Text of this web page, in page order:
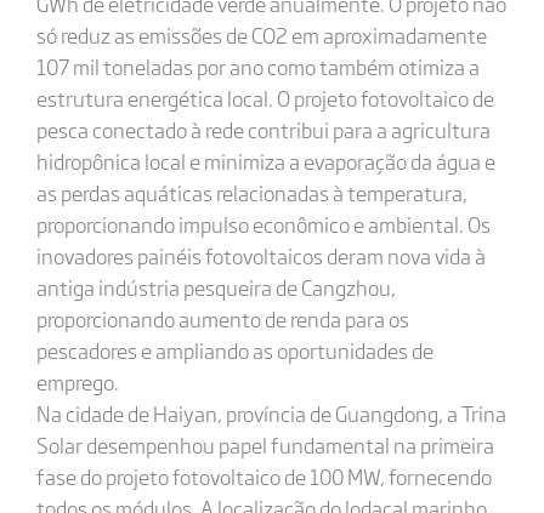
só reduz as emissões de CO2 em aproximadamente
107 mil toneladas por ano como também otimiza a
estrutura energética local. O projeto fotovoltaico de
pesca conectado à rede contribui para a agricultura
hidropônica local e minimiza a evaporação da água e
as perdas aquáticas relacionadas à temperatura,
proporcionando impulso econômico e ambiental. Os
inovadores painéis fotovoltaicos deram nova vida à
antiga indústria pesqueira de Cangzhou,
proporcionando aumento de renda para os
pescadores e ampliando as oportunidades de
emprego.
Na cidade de Haiyan, província de Guangdong, a Trina
Solar desempenhou papel fundamental na primeira
fase do projeto fotovoltaico de 100 MW, fornecendo